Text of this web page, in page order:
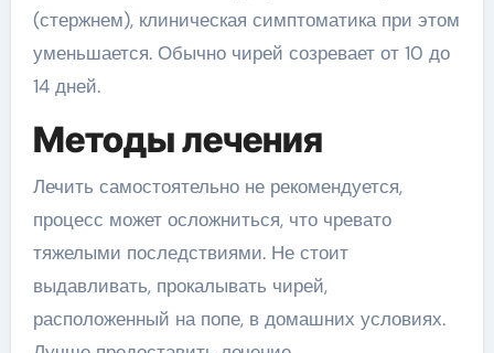
(стержнем), клиническая симптоматика при этом
уменьшается. Обычно чирей созревает от 10 до
14 дней.
Методы лечения
Лечить самостоятельно не рекомендуется,
процесс может осложниться, что чревато
тяжелыми последствиями. Не стоит
выдавливать, прокалывать чирей,
расположенный на попе, в домашних условиях.